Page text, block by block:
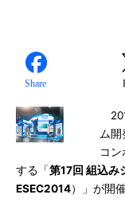
Share
ム
コ
する「第17回 組込み
ESEC2014）」が開